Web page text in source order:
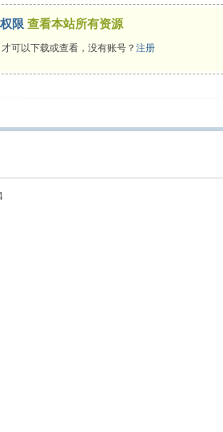
限 查看本站所有资源
可以下载或查看，没有账号？ 注册